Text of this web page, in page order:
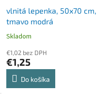
vlnitá lepenka, 50x70 cm,
tmavo modrá
Skladom
€1,02 bez DPH
€1,25
Do košíka